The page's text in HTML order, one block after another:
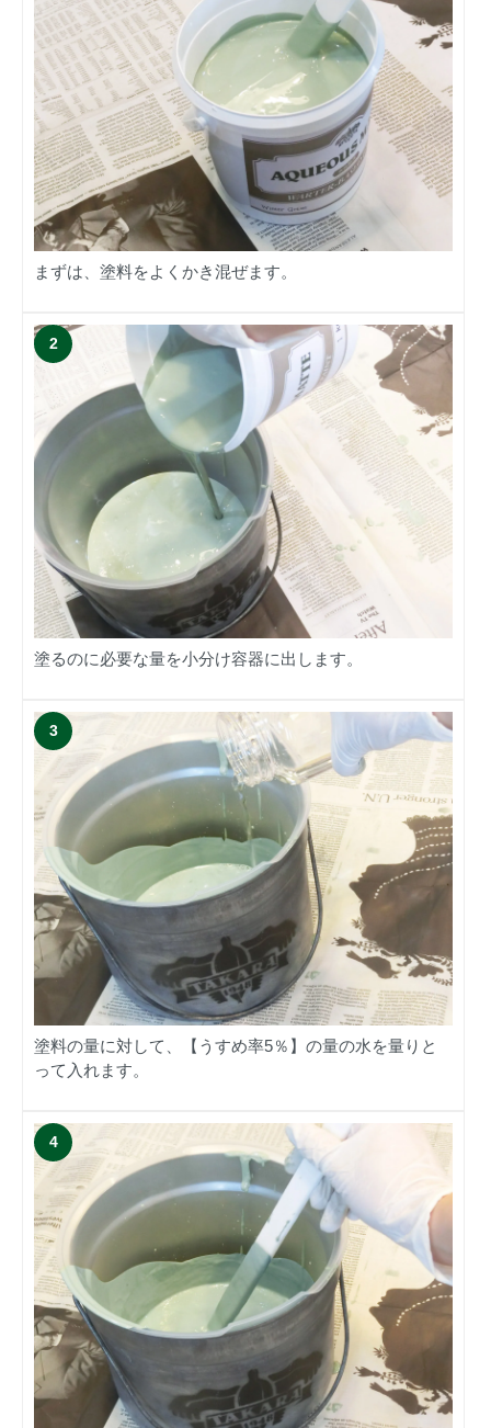
まずは、塗料をよくかき混ぜます。
塗るのに必要な量を小分け容器に出します。
塗料の量に対して、【うすめ率5％】の量の水を量りと
って入れます。